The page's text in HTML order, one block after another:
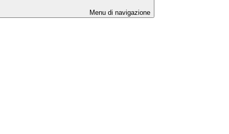
Menu di navigazione